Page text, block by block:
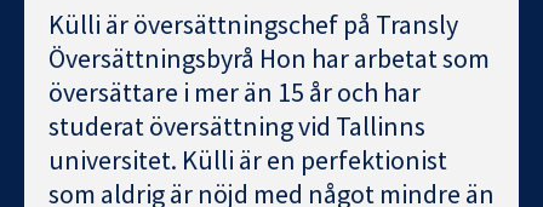
Külli är översättningschef på Transly
Översättningsbyrå Hon har arbetat som
översättare i mer än 15 år och har
studerat översättning vid Tallinns
universitet. Külli är en perfektionist
som aldrig är nöjd med något mindre än